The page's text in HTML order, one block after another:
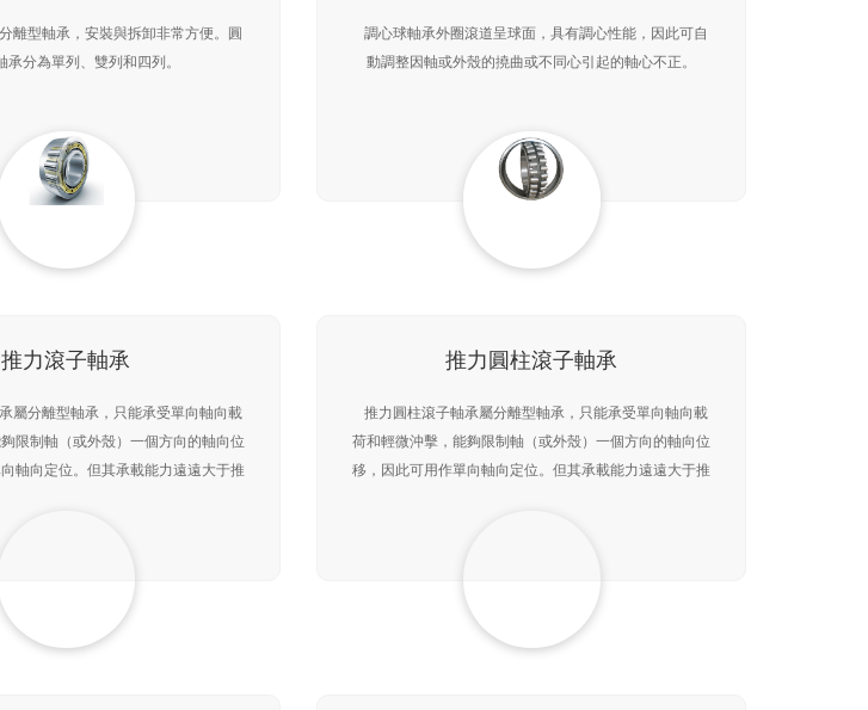
離型軸承，安裝與拆卸非常方便。圓
承分為單列、雙列和四列。
調心球軸承外圈滾道呈球面，具有調心性能，因此可自
動調整因軸或外殼的撓曲或不同心引起的軸心不正。
推力滾子軸承
屬分離型軸承，只能承受單向軸向載
限制軸（或外殼）一個方向的軸向位
軸向定位。但其承載能力遠遠大于推
推力圓柱滾子軸承
推力圓柱滾子軸承屬分離型軸承，只能承受單向軸向載
荷和輕微沖擊，能夠限制軸（或外殼）一個方向的軸向位
移，因此可用作單向軸向定位。但其承載能力遠遠大于推